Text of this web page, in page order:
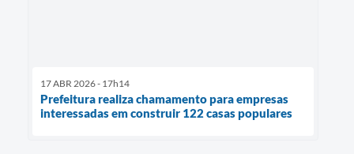
17 ABR 2026 - 17h14
Prefeitura realiza chamamento para empresas
interessadas em construir 122 casas populares